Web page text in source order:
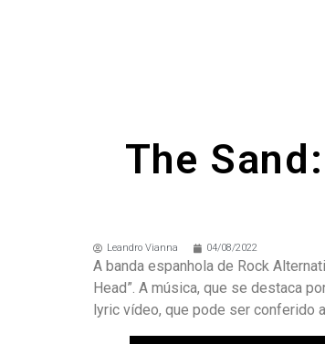
The
Leandro Vianna 04/08/2022
A banda espanhola de Rock
Head”. A música, que se destaca
lyric vídeo, que pode ser conferido